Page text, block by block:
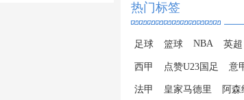
热门标签
足球 篮球 NBA 英超
西甲 点赞U23国足 意
法甲 皇家马德里 阿森